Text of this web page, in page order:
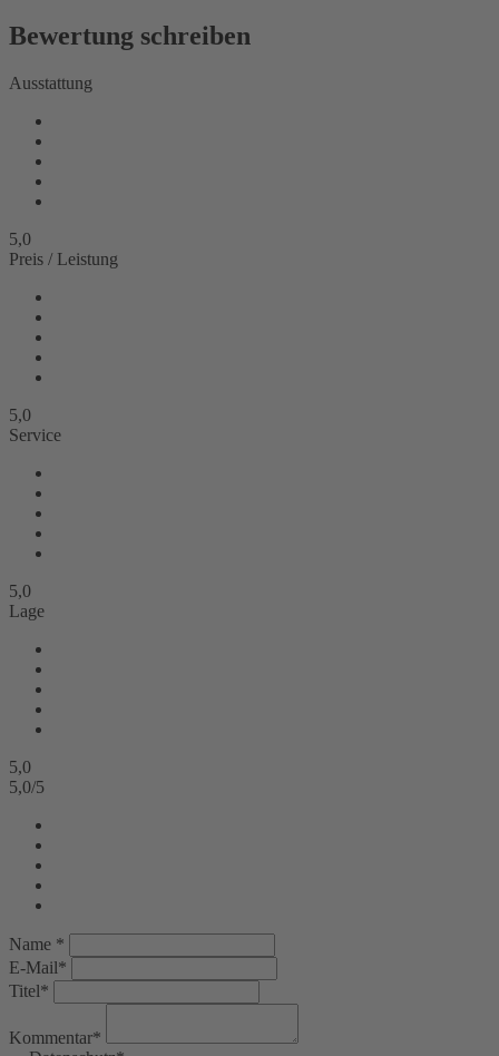
Bewertung schreiben
Ausstattung
5,0
Preis / Leistung
5,0
Service
5,0
Lage
5,0
5,0/5
Name *
E-Mail*
Titel*
Kommentar*